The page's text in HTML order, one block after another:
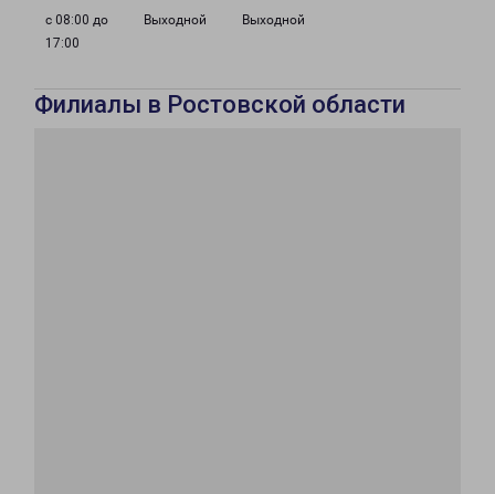
с 08:00 до
17:00
Выходной Выходной
Филиалы в Ростовской области